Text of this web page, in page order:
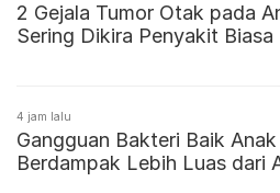
2 Gejala Tumor Otak pada
Sering Dikira Penyakit Biasa
4 jam lalu
Gangguan Bakteri Baik
Berdampak Lebih Luas dari